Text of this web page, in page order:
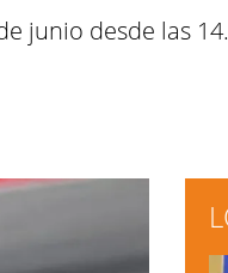
junio desde las